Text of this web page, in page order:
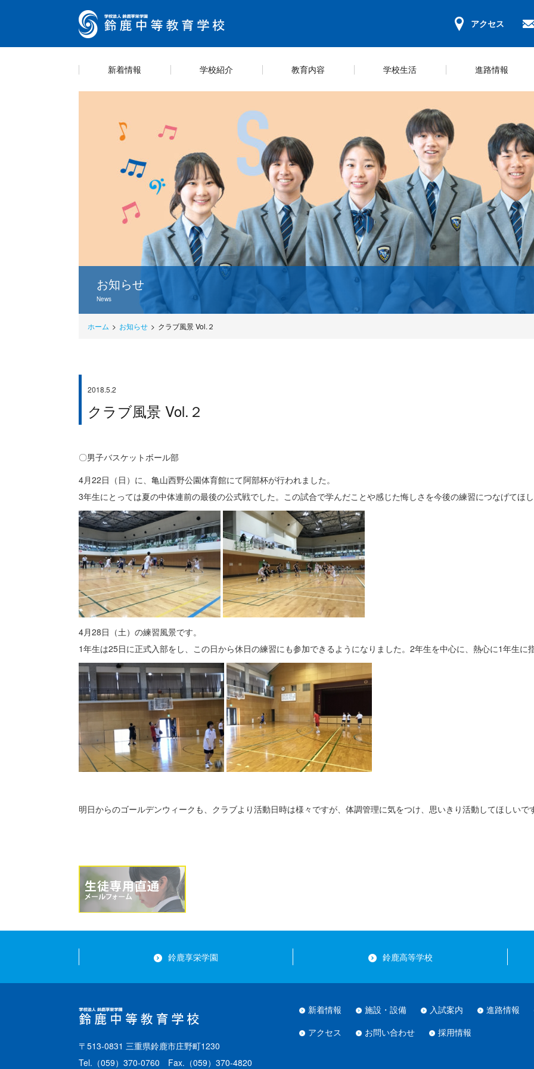
アクセス
新着情報 学校紹介
学校紹介
Introducing School
キャンパスマップ
学校長挨拶 保護者会 災害時の対応
教育内容
教育内容
Education
カリキュラム＆コース紹介
海外研修 体験型学習 探究活動
学校生活
学校生活
https://guide.ckip.jp/suzuka-h/ Life
スクールライフ
生徒の心得
進路情報
情報公開
information
学則
部活動ガイドライン 学校評価 財務報告
入試案内
Entrance examination
スケジュール
説明会のご案内 WEB出願等の手続き
お知らせ
News
ホーム お知らせ クラブ風景 Vol.２
2018.5.2
クラブ風景 Vol.２
〇男子バスケットボール部
4月22日（日）に、亀山西野公園体育館にて阿部杯が行われました。
3年生にとっては夏の中体連前の最後の公式戦でした。この試合で学んだことや感じた悔しさを今後の練習につなげてほし
4月28日（土）の練習風景です。
1年生は25日に正式入部をし、この日から休日の練習にも参加できるようになりました。2年生を中心に、熱心に1年生に
明日からのゴールデンウィークも、クラブより活動日時は様々ですが、体調管理に気をつけ、思いきり活動してほしいで
鈴鹿享栄学園 鈴鹿高等学校
〒513-0831 三重県鈴鹿市庄野町1230
Tel. （059）370-0760 Fax.（059）370-4820
新着情報 施設・設備 入試案内 進路情報
アクセス
お問い合わせ 採用情報